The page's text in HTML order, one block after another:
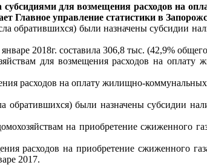
субсидиями для возмещения расходов на
Главное управление статистики в
обратившихся) были назначены субсидии
2018г. составила 306,8 тыс. (42,9%
для возмещения расходов на
расходов на оплату жилищно-
обратившихся) были назначены субсидии
на приобретение сжиженного
расходов на приобретение сжиженного
2017.